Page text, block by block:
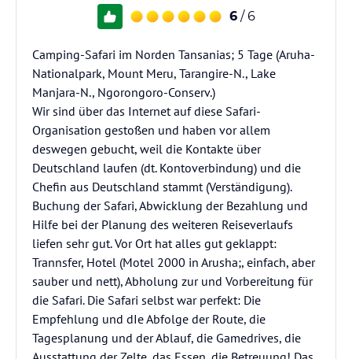
6 / 6
Camping-Safari im Norden Tansanias; 5 Tage (Aruha-
Nationalpark, Mount Meru, Tarangire-N., Lake
Manjara-N., Ngorongoro-Conserv.)
Wir sind über das Internet auf diese Safari-
Organisation gestoßen und haben vor allem
deswegen gebucht, weil die Kontakte über
Deutschland laufen (dt. Kontoverbindung) und die
Chefin aus Deutschland stammt (Verständigung).
Buchung der Safari, Abwicklung der Bezahlung und
Hilfe bei der Planung des weiteren Reiseverlaufs
liefen sehr gut. Vor Ort hat alles gut geklappt:
Trannsfer, Hotel (Motel 2000 in Arusha;, einfach, aber
sauber und nett), Abholung zur und Vorbereitung für
die Safari. Die Safari selbst war perfekt: Die
Empfehlung und dIe Abfolge der Route, die
Tagesplanung und der Ablauf, die Gamedrives, die